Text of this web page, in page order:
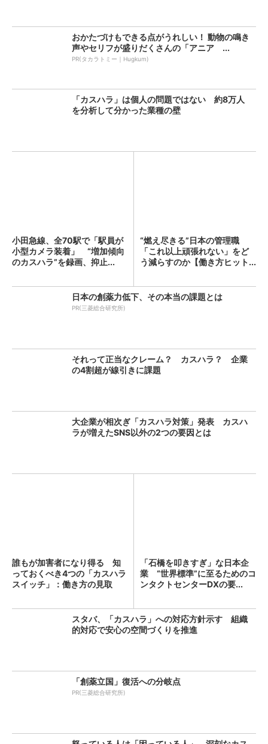
おかたづけもできる点がうれしい！ 動物の鳴き
声やセリフが盛りだくさんの「アニア ...
PR(タカラトミー｜Hugkum)
「カスハラ」は個人の問題ではない 約8万人
を分析して分かった業種の壁
小田急線、全70駅で「駅員が
小型カメラ装着」 “増加傾向
のカスハラ”を録画、抑止...
“燃え尽きる”日本の管理職
「これ以上頑張れない」をど
う減らすのか【働き方ヒット...
日本の創薬力低下、その本当の課題とは
PR(三菱総合研究所)
それって正当なクレーム？ カスハラ？ 企業
の4割超が線引きに課題
大企業が相次ぎ「カスハラ対策」発表 カスハ
ラが増えたSNS以外の2つの要因とは
誰もが加害者になり得る 知
っておくべき4つの「カスハラ
スイッチ」：働き方の見取
「石橋を叩きすぎ」な日本企
業 “世界標準”に至るためのコ
ンタクトセンターDXの要...
スタバ、「カスハラ」への対応方針示す 組織
的対応で安心の空間づくりを推進
「創薬立国」復活への分岐点
PR(三菱総合研究所)